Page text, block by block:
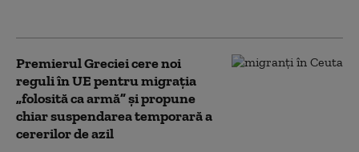
Premierul Greciei cere noi
reguli în UE pentru migrația
„folosită ca armă” și propune
chiar suspendarea temporară a
cererilor de azil